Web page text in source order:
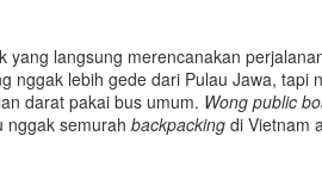
yang langsung merencanakan
nggak lebih gede dari Pulau Jawa, tapi
darat pakai bus umum. Wong public
nggak semurah backpacking di Vietnam